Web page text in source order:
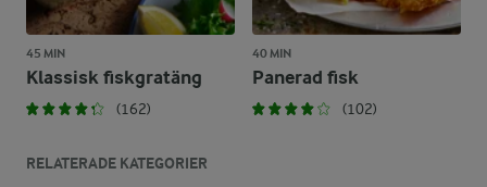
45 MIN
Klassisk fiskgratäng
(162)
40 MIN
Panerad fisk
(102)
RELATERADE KATEGORIER